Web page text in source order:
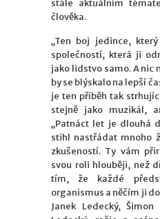
stále aktuálním
člověka.
„Ten boj jedince,
společností, která ji
jako lidstvo samo. A nic
by se blýskalo na lepší
je ten příběh tak
stejně jako muzikál,
„Patnáct let je dlouhá
stihl nastřádat mnoho
zkušeností. Ty vám
svou roli hlouběji, než
tím, že každé
organismus a něčím ji
Janek Ledecký,